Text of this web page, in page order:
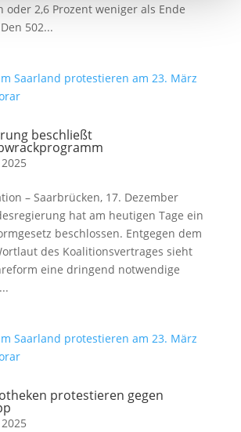
oder 2,6 Prozent weniger als Ende
502...
beschließt
– Saarbrücken, 17. Dezember
hat am heutigen Tage ein
beschlossen. Entgegen dem
des Koalitionsvertrages sieht
eine dringend notwendige
protestieren gegen